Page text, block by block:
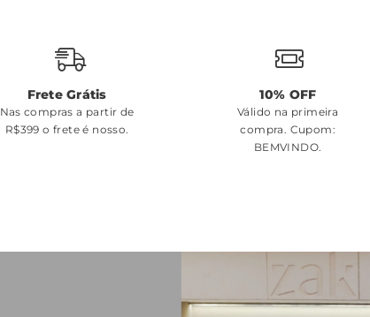
Frete Grátis
Nas compras a partir de
R$399 o frete é nosso.
10% OFF
Válido na primeira
compra. Cupom:
BEMVINDO.